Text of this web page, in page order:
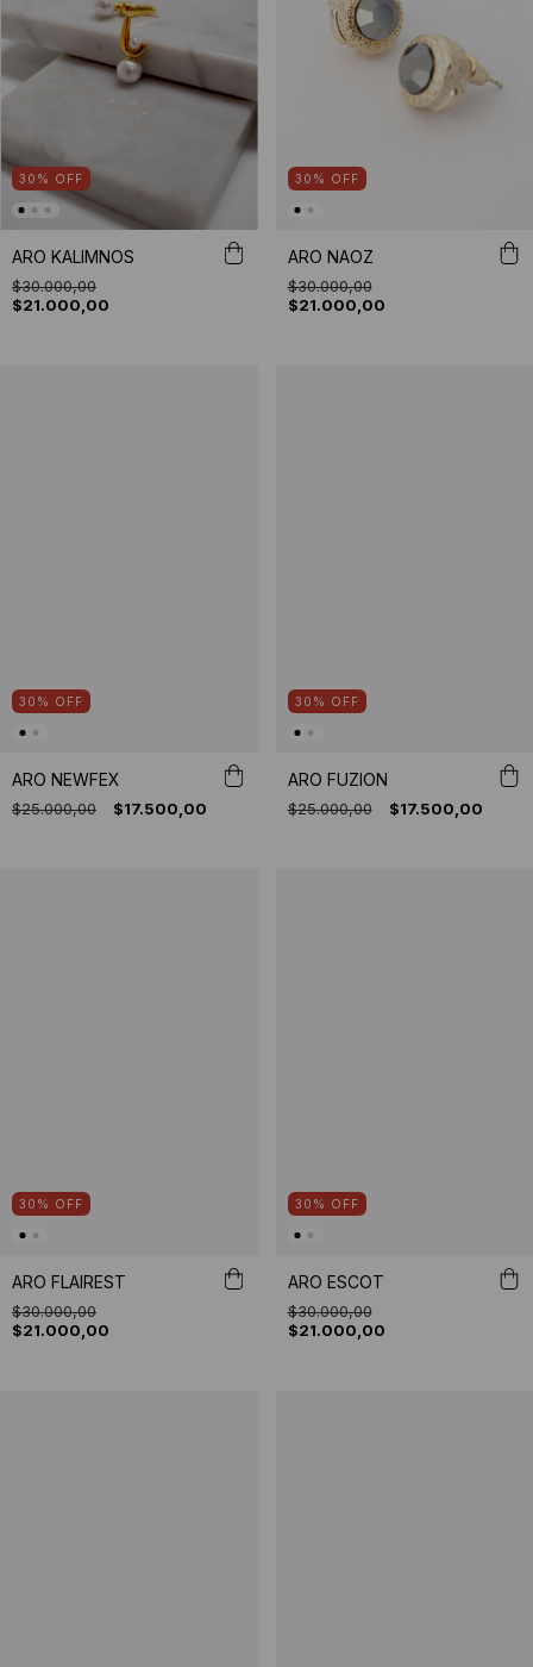
30 % OFF
ARO KALIMNOS
$30.000,00
$21.000,00
30 % OFF
ARO NAOZ
$30.000,00
$21.000,00
30 % OFF
ARO NEWFEX
$25.000,00 $17.500,00
30 % OFF
ARO FUZION
$25.000,00 $17.500,00
30 % OFF
ARO FLAIREST
$30.000,00
$21.000,00
30 % OFF
ARO ESCOT
$30.000,00
$21.000,00